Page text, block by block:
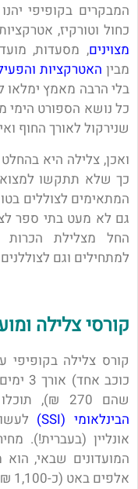
המבקרים בקופיפי
כחול וטורקיז,
מצוינים, מסעדות,
מבין האטרקציות
בלי הרבה מאמץ
כל נושא הספורט הימי
שנירקול לאורך החוף
ואכן, צלילה היא
כך שלא תתקשו למצוא
המתאימים לצוללים
גם לא מעט בתי ספר
החל מצלילת הכרות
למתחילים וגם
קורסי צלילה
קורס צלילה
שהם 270 ₪), תוכלו להיכנס לאתר של
הבינלאומי (SSI)
אונליין (בעברית!).
המועדונים שבאי,
אלפים באט (כ-1,100 ₪).